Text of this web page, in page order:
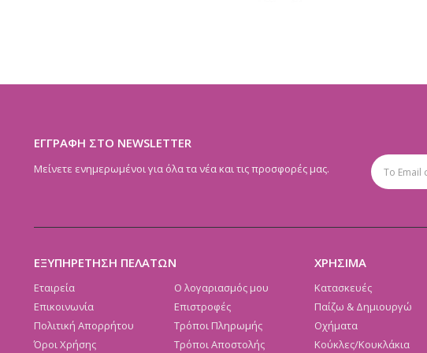
ΕΓΓΡΑΦΗ ΣΤΟ NEWSLETTER
Μείνετε ενημερωμένοι για όλα τα νέα και τις προσφορές μας.
ΕΞΥΠΗΡΕΤΗΣΗ ΠΕΛΑΤΩΝ
Εταιρεία
Επικοινωνία
Πολιτική Απορρήτου
Όροι Χρήσης
Ο λογαριασμός μου
Επιστροφές
Τρόποι Πληρωμής
Τρόποι Αποστολής
ΧΡΗΣΙΜΑ
Κατασκευές
Παίζω & Δημιουργώ
Οχήματα
Κούκλες/Κουκλάκια